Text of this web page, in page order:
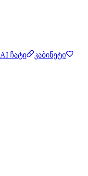
AI ჩატი
კაბინეტი